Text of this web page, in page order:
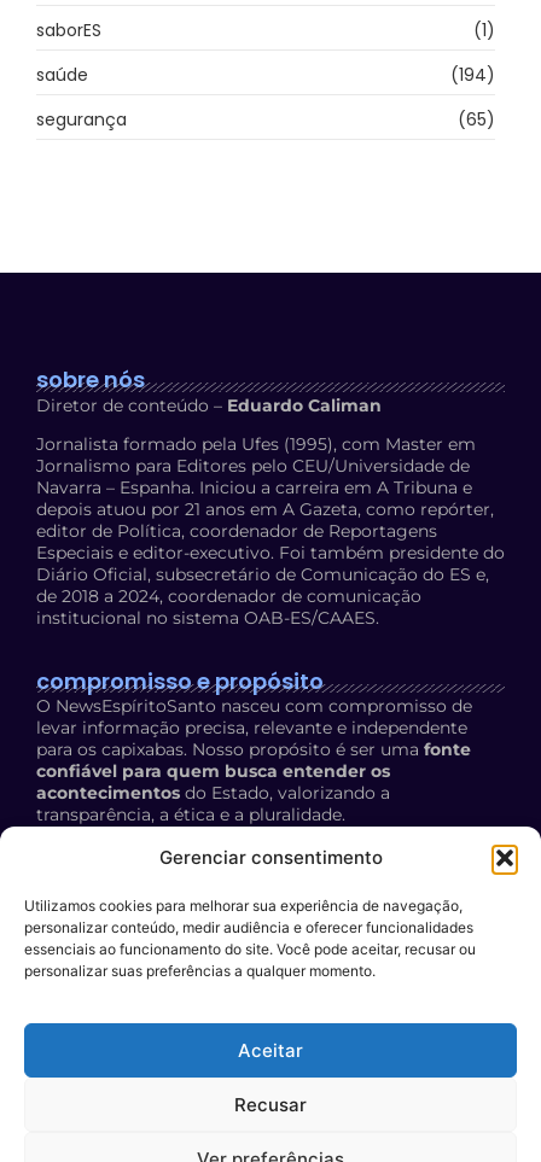
Gerenciar consentimento
Utilizamos cookies para melhorar sua experiência de navegação,
personalizar conteúdo, medir audiência e oferecer funcionalidades
essenciais ao funcionamento do site. Você pode aceitar, recusar ou
personalizar suas preferências a qualquer momento.
Aceitar
Recusar
saborES
(1)
saúde
(194)
segurança
(65)
sobre nós
Diretor de conteúdo – Eduardo Caliman
Jornalista formado pela Ufes (1995), com Master em
Jornalismo para Editores pelo CEU/Universidade de
Navarra – Espanha. Iniciou a carreira em A Tribuna e
depois atuou por 21 anos em A Gazeta, como repórter,
editor de Política, coordenador de Reportagens
Especiais e editor-executivo. Foi também presidente do
Diário Oficial, subsecretário de Comunicação do ES e,
de 2018 a 2024, coordenador de comunicação
institucional no sistema OAB-ES/CAAES.
compromisso e propósito
O NewsEspíritoSanto nasceu com compromisso de
levar informação precisa, relevante e independente
para os capixabas. Nosso propósito é ser uma fonte
confiável para quem busca entender os
acontecimentos do Estado, valorizando a
transparência, a ética e a pluralidade.
Política de Privacidade: acesse aqui
contato
E-mail:
contato@newsespiritosanto.com.br
WhatsApp:
Participe do conteúdo do News ES